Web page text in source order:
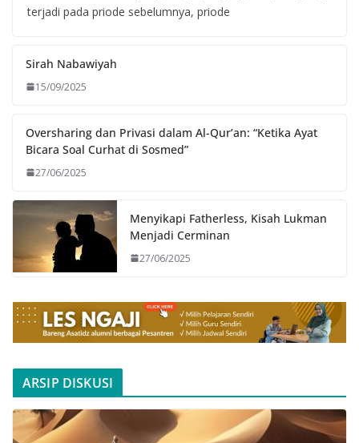
terjadi pada priode sebelumnya, priode
Sirah Nabawiyah
15/09/2025
Oversharing dan Privasi dalam Al-Qur’an: “Ketika Ayat
Bicara Soal Curhat di Sosmed”
27/06/2025
Menyikapi Fatherless, Kisah Lukman
Menjadi Cerminan
27/06/2025
ARSIP DISKUSI